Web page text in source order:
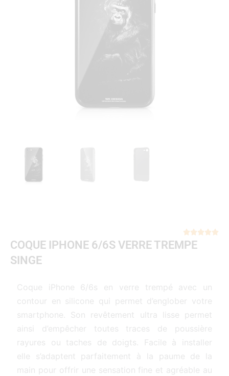

COQUE IPHONE 6/6S VERRE TREMPE
SINGE
Coque iPhone 6/6s en verre trempé avec un
contour en silicone qui permet d’englober votre
smartphone. Son revêtement ultra lisse permet
ainsi d’empêcher toutes traces de poussière
rayures ou taches de doigts. Facile à installer
elle s’adaptent parfaitement à la paume de la
main pour offrir une sensation fine et agréable au